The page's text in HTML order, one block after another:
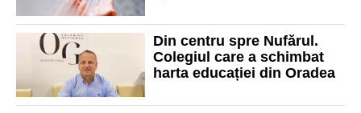
Din centru spre Nufărul.
Colegiul care a schimbat
harta educației din Oradea